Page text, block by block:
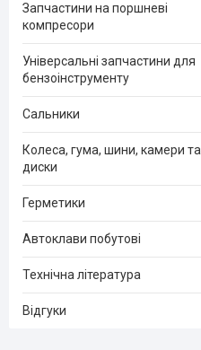
Запчастини на поршневі
компресори
Універсальні запчастини для
бензоінструменту
Сальники
Колеса, гума, шини, камери та
диски
Герметики
Автоклави побутові
Технічна література
Відгуки